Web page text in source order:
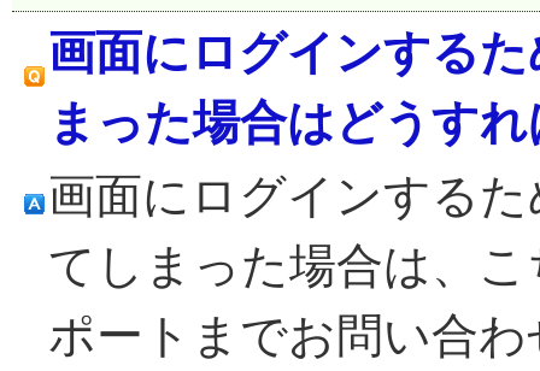
画面にログインする
まった場合はどうす
画面にログインする
てしまった場合は、
ポートまでお問い合